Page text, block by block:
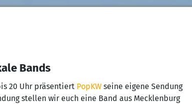
Bands
20 Uhr präsentiert PopKWseine eigene Sendung
stellen wir euch eine Band aus Mecklenburg